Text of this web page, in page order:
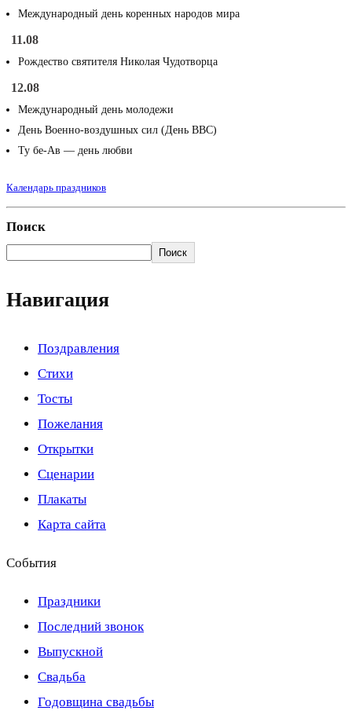
Международный день коренных народов мира
11.08
Рождество святителя Николая Чудотворца
12.08
Международный день молодежи
День Военно-воздушных сил (День ВВС)
Ту бе-Ав — день любви
Календарь праздников
Поиск
Поиск
Навигация
Поздравления
Стихи
Тосты
Пожелания
Открытки
Сценарии
Плакаты
Карта сайта
События
Праздники
Последний звонок
Выпускной
Свадьба
Годовщина свадьбы